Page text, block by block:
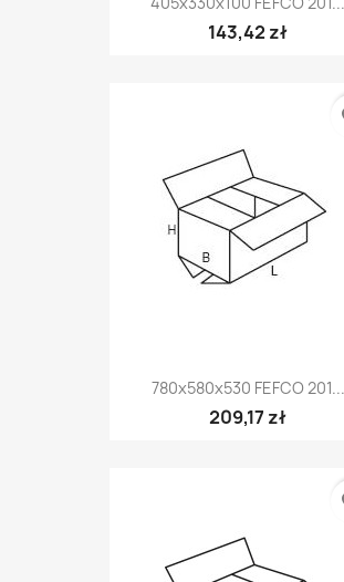
143,42 zł
780x580x530 FEFCO 201...
209,17 zł